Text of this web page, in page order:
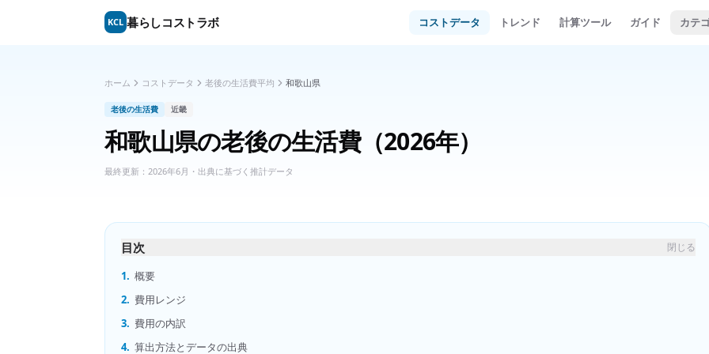
KCL 暮らしコストラボ コストデータ トレンド 計算ツール ガイド カテ
ホーム コストデータ 老後の生活費平均 和歌山県
老後の生活費 近畿
和歌山県の老後の生活費（2026年）
最終更新： 2026年6月 ・出典に基づく推計データ
目次 閉じる
1. 概要
2. 費用レンジ
3. 費用の内訳
4. 算出方法とデータの出典